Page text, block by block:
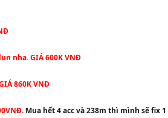
nha. GIÁ 600K VNĐ
860K VNĐ
. Mua hết 4 acc và 238m thì mình sẽ fix